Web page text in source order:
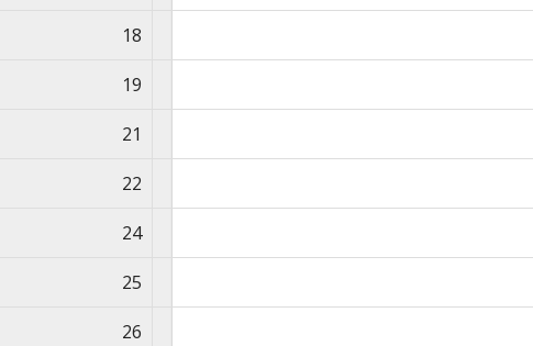
18
19
21
22
24
25
26